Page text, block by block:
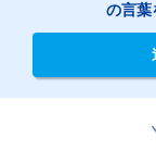
の言葉